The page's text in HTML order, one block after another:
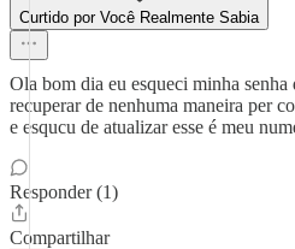
Curtido por Você Realmente Sabia
Ola bom dia eu esqueci minha
recuperar de nenhuma maneira per
e esqucu de atualizar esse é meu
Responder (1)
Compartilhar